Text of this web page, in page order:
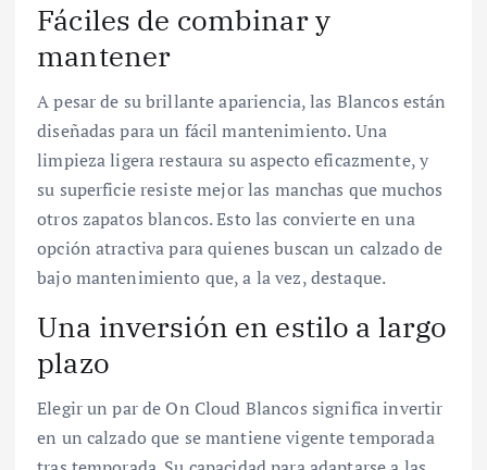
Fáciles de combinar y
mantener
A pesar de su brillante apariencia, las Blancos están
diseñadas para un fácil mantenimiento. Una
limpieza ligera restaura su aspecto eficazmente, y
su superficie resiste mejor las manchas que muchos
otros zapatos blancos. Esto las convierte en una
opción atractiva para quienes buscan un calzado de
bajo mantenimiento que, a la vez, destaque.
Una inversión en estilo a largo
plazo
Elegir un par de On Cloud Blancos significa invertir
en un calzado que se mantiene vigente temporada